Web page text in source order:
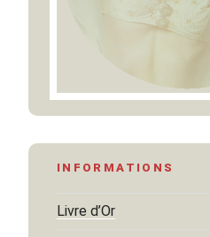
INFORMATIONS
Livre d’Or